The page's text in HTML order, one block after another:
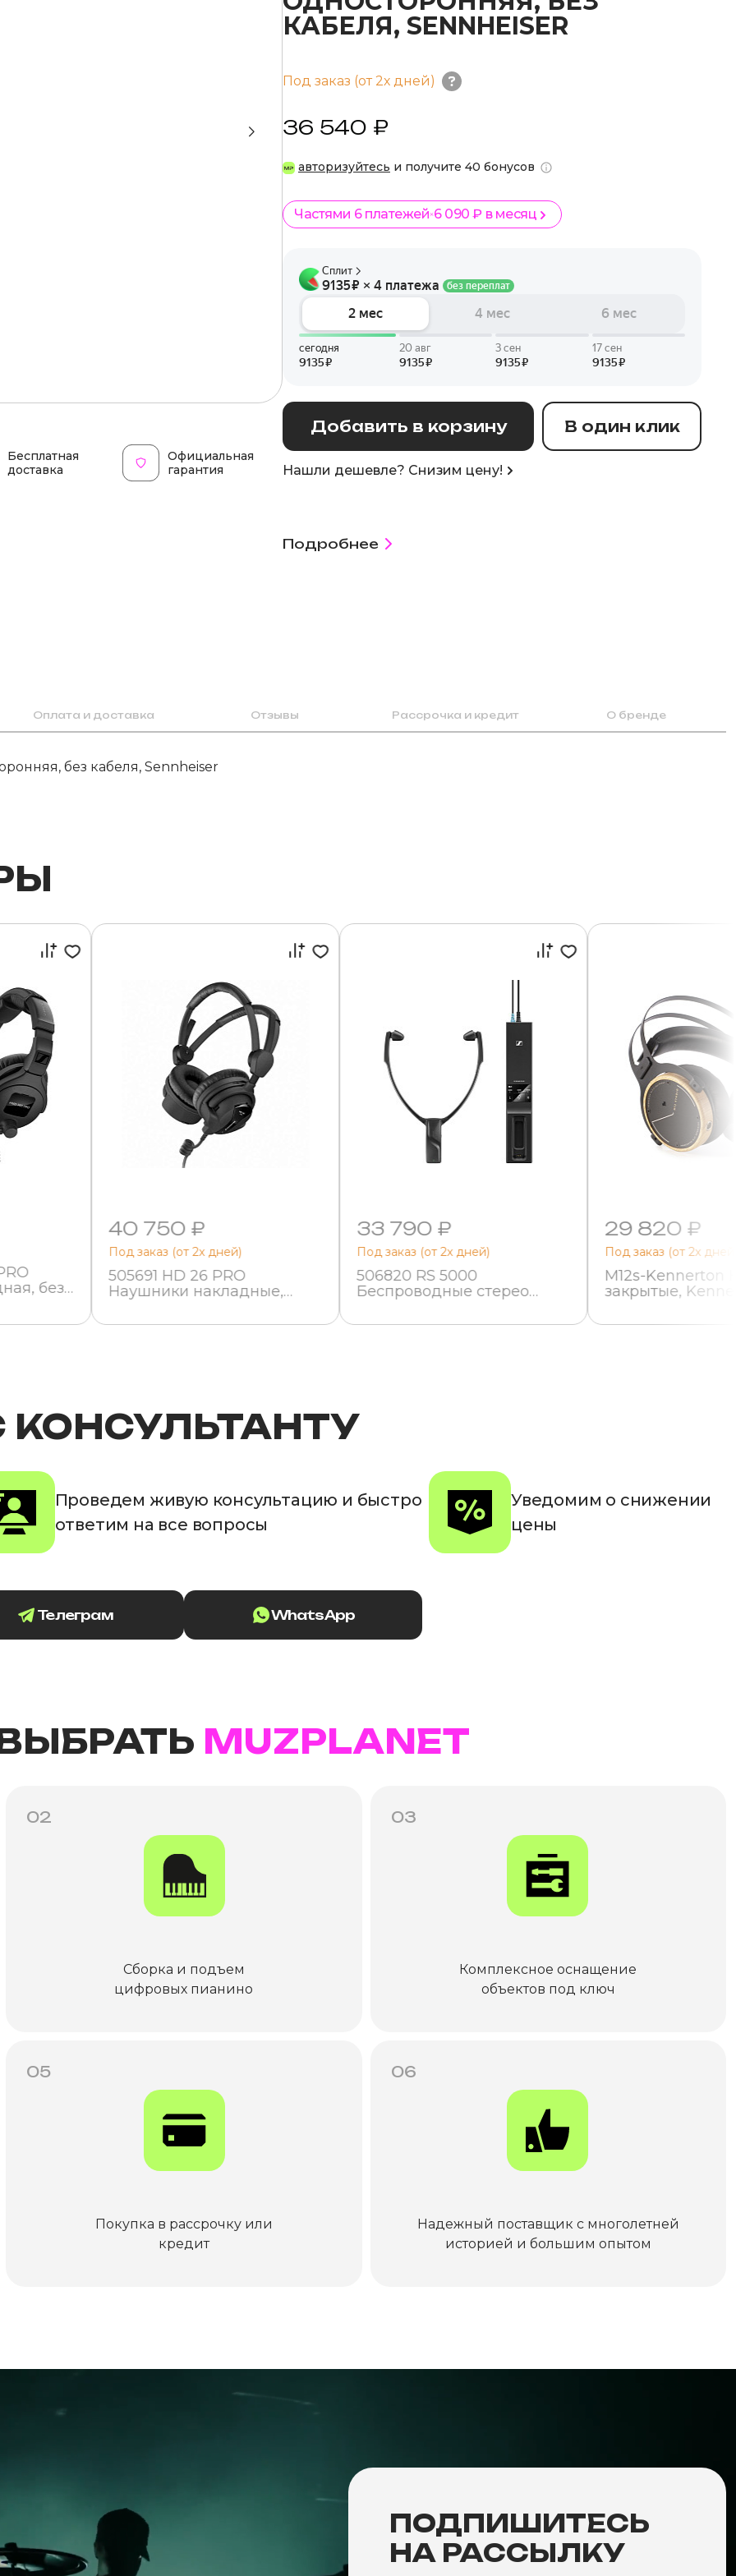
Бесплатная
доставка
Официальная
гарантия
КАБЕЛЯ, SENNHEISER
Под заказ (от 2х дней)
36 540 ₽
авторизуйтесь и получите 40 бонусов
Частями 6 платежей 6 090 ₽ в месяц
Добавить в корзину В один клик
Нашли дешевле? Снизим цену!
Подробнее
Оплата и доставка Отзывы Рассрочка и кредит О бренде
без кабеля, Sennheiser
без
40 750 ₽
Под заказ (от 2х дней)
505691 HD 26 PRO
Наушники накладные,
33 790 ₽
Под заказ (от 2х дней)
506820 RS 5000
Беспроводные стерео
Sennheiser
29 820 ₽
Под заказ (от 2х
M12s-Kennerton
закрытые,
Проведем живую консультацию и быстро
ответим на все вопросы
Уведомим о снижении
цены
Телеграм WhatsApp
MUZPLANET
02
Сборка и подъем
цифровых пианино
03
Комплексное оснащение
объектов под ключ
05
Покупка в рассрочку или
кредит
06
Надежный поставщик с многолетней
историей и большим опытом
ПОДПИШИТЕСЬ
НА РАССЫЛКУ